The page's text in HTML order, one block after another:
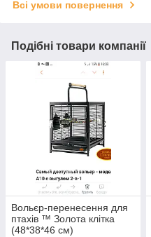
Всі умови повернення
Подібні товари компанії
Вольєр-перенесення для
птахів ™️ Золота клітка
(48*38*46 см)